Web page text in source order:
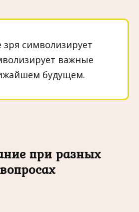
зря символизирует
важные
будущем.
при разных
вопросах